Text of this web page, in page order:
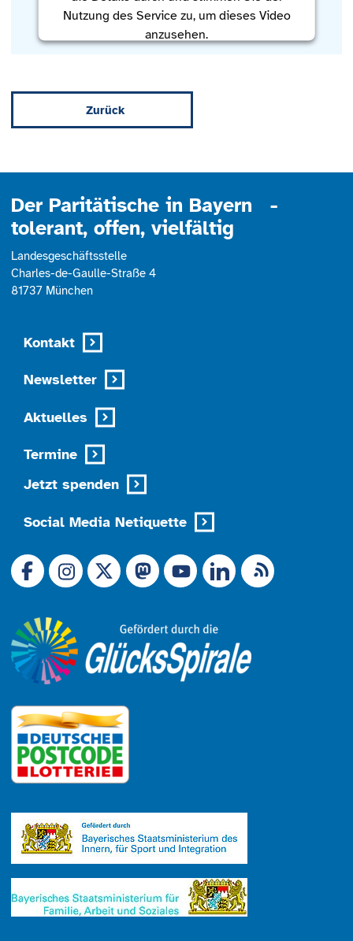
Nutzung des Service zu, um dieses Video
anzusehen.
Management Platform
Zurück
Der Paritätische in Bayern -
tolerant, offen, vielfältig
Landesgeschäftsstelle
Charles-de-Gaulle-Straße 4
81737 München
Kontakt
Newsletter
Aktuelles
Termine
Jetzt spenden
Social Media Netiquette
Link zu X (Ex-Twitter)
RSS-Feed